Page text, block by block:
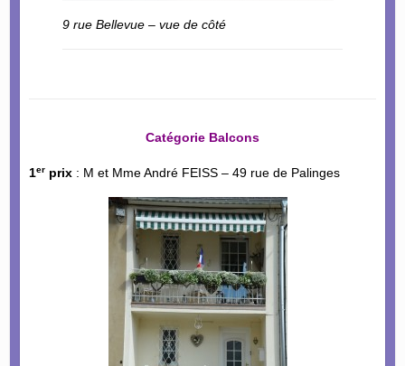
9 rue Bellevue – vue de côté
Catégorie Balcons
1erprix: M et Mme André FEISS – 49 rue de Palinges